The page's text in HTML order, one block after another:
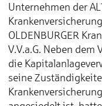
Unternehmen der
OLDENBURGER
V.V.a.G. Neben
die
seine